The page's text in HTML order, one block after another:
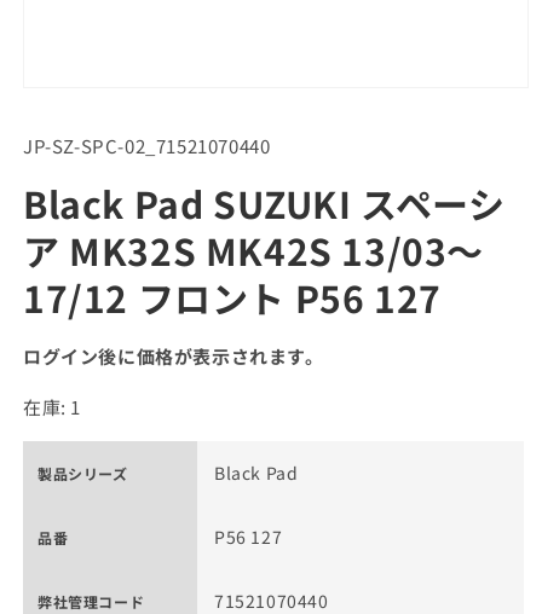
SKU:
JP-SZ-SPC-02_71521070440
Black Pad SUZUKI スペーシ
ア MK32S MK42S 13/03～
17/12 フロント P56 127
ログイン後に価格が表示されます。
在庫: 1
製品シリーズ Black Pad
品番 P56 127
弊社管理コード 71521070440